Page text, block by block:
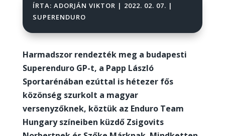
ÍRTA: ADORJÁN VIKTOR | 2022. 02. 07. |
SUPERENDURO
Harmadszor rendezték meg a budapesti
Superenduro GP-t, a Papp László
Sportarénában ezúttal is hétezer fős
közönség szurkolt a magyar
versenyzőknek, köztük az Enduro Team
Hungary színeiben küzdő Zsigovits